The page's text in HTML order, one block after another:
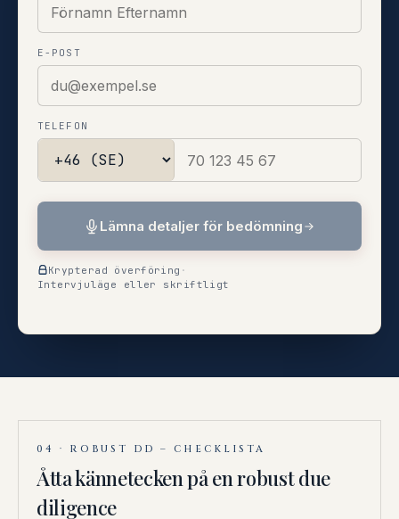
E-POST
TELEFON
Lämna detaljer för bedömning
Krypterad överföring ·
Intervjuläge eller skriftligt
04 · ROBUST DD – CHECKLISTA
Åtta kännetecken på en robust due
diligence